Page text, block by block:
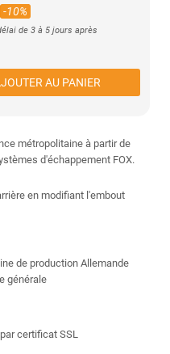
-10%
de 3 à 5 jours après
AU PANIER
métropolitaine à partir de
d'échappement FOX.
en modifiant l'embout
de production Allemande
générale
certificat SSL